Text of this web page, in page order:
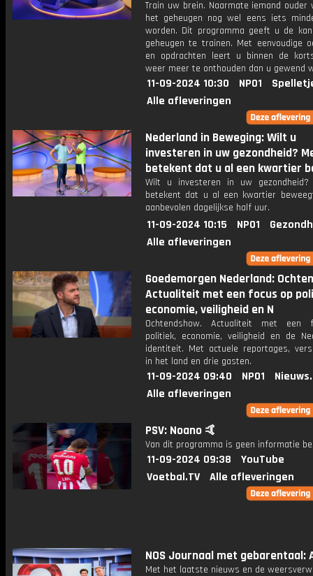
Train uw brein. Naarmate iemand ouder
het geheugen nog wel eens iets
worden. Dit programma geeft u de
geheugen te trainen. Met eenvoudige
en opdrachten leert u binnen de
weer meer te onthouden dan u gewend
11-09-2024 10:30 NPO1
Alle afleveringen
Nederland in Beweging: Wilt u
investeren in uw gezondheid?
betekent dat u al een kwartier
Wilt u investeren in uw gezondheid?
betekent dat u al een kwartier
aanbevolen dagelijkse half uur.
11-09-2024 10:15 NPO1
Alle afleveringen
Goedemorgen Nederland:
Actualiteit met een focus op
economie, veiligheid en N
Ochtendshow. Actualiteit met een
politiek, economie, veiligheid en de
identiteit. Met actuele reportages,
in het land en drie gasten.
11-09-2024 09:40 NPO1
Alle afleveringen
PSV: Noano 🤙
Van dit programma is geen informatie
11-09-2024 09:38
YouTube
Voetbal.TV
Alle afleveringen
NOS Journaal met gebarentaal:
Met het laatste nieuws en de